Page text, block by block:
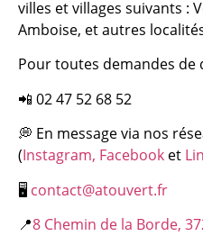
villes et villages suivants :
Amboise, et autres
Pour toutes demandes de
📲 02 47 52 68 52
💭 En message via nos
(Instagram, Facebook et
🖥 contact@atouvert.fr
📍8 Chemin de la Borde,